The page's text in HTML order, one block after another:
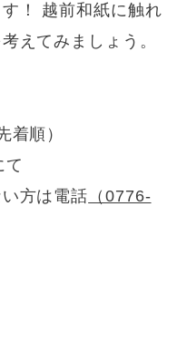
！ 越前和紙に触れ
えてみましょう。
着順）
て
方は電話 （0776-